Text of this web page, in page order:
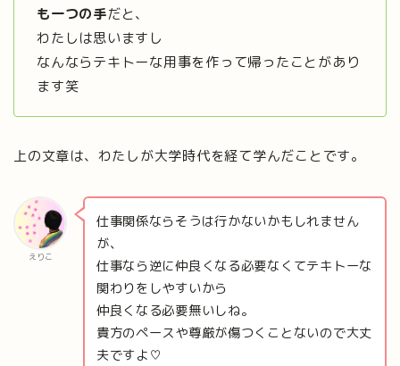
も一つの手だと、
わたしは思いますし
なんならテキトーな用事を作って帰ったことがあり
ます笑
上の文章は、わたしが大学時代を経て学んだことです。
えりこ
仕事関係ならそうは行かないかもしれません
が、
仕事なら逆に仲良くなる必要なくてテキトーな
関わりをしやすいから
仲良くなる必要無いしね。
貴方のペースや尊厳が傷つくことないので大丈
夫ですよ♡